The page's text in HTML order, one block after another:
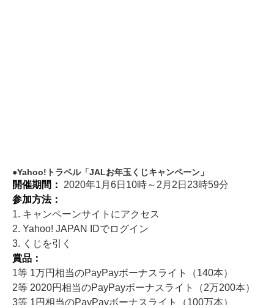
Yahoo!トラベル「JALお年玉くじキャンペーン」
開催期間： 2020年1月6日10時～2月2日23時59分
参加方法：
1. キャンペーンサイトにアクセス
2. Yahoo! JAPAN IDでログイン
3. くじを引く
賞品：
1等 1万円相当のPayPayボーナスライト（140本）
2等 2020円相当のPayPayボーナスライト（2万200本）
3等 1円相当のPayPayボーナスライト（100万本）